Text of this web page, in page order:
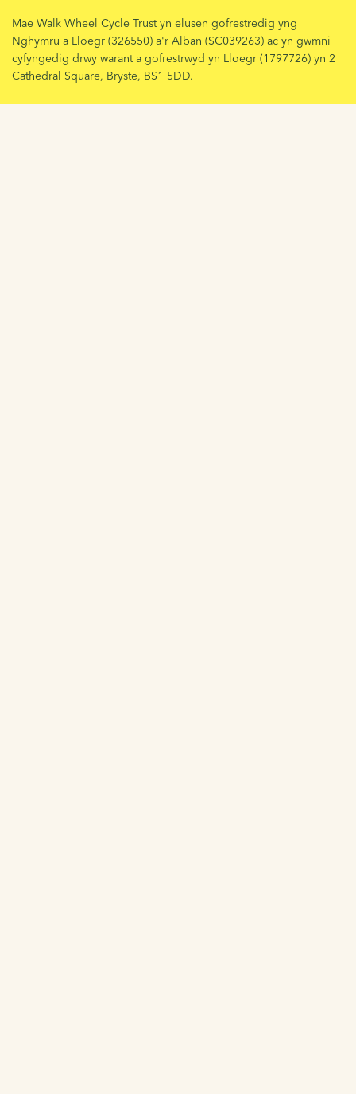
Mae Walk Wheel Cycle Trust yn elusen gofrestredig yng
Nghymru a Lloegr (326550) a'r Alban (SC039263) ac yn gwmni
cyfyngedig drwy warant a gofrestrwyd yn Lloegr (1797726) yn 2
Cathedral Square, Bryste, BS1 5DD.